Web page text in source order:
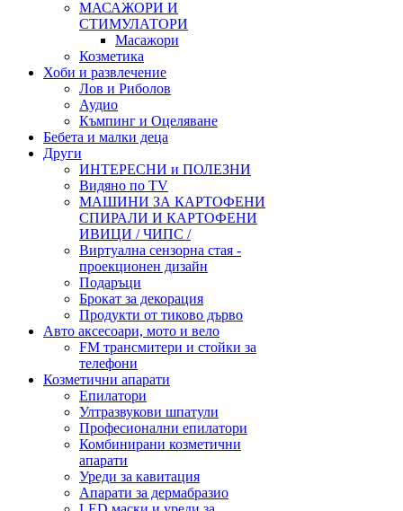
МАСАЖОРИ И
СТИМУЛАТОРИ
Масажори
Козметика
Хоби и развлечение
Лов и Риболов
Аудио
Къмпинг и Оцеляване
Бебета и малки деца
Други
ИНТЕРЕСНИ и ПОЛЕЗНИ
Видяно по TV
МАШИНИ ЗА КАРТОФЕНИ
СПИРАЛИ И КАРТОФЕНИ
ИВИЦИ / ЧИПС /
Виртуална сензорна стая -
проекционен дизайн
Подаръци
Брокат за декорация
Продукти от тиково дърво
Авто аксесоари, мото и вело
FM трансмитери и стойки за
телефони
Козметични апарати
Епилатори
Ултразвукови шпатули
Професионални епилатори
Комбинирани козметични
апарати
Уреди за кавитация
Апарати за дермабразио